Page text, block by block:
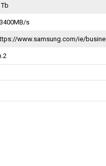
s
www.samsung.com/ie/